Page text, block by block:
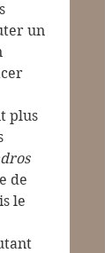
un
plus
de
le